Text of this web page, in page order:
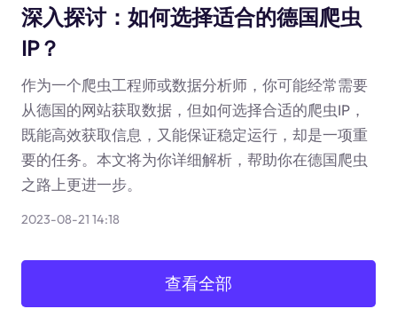
深入探讨：如何选择适合的德国爬虫
IP？
作为一个爬虫工程师或数据分析师，你可能经常需要
从德国的网站获取数据，但如何选择合适的爬虫IP，
既能高效获取信息，又能保证稳定运行，却是一项重
要的任务。本文将为你详细解析，帮助你在德国爬虫
之路上更进一步。
2023-08-21 14:18
查看全部